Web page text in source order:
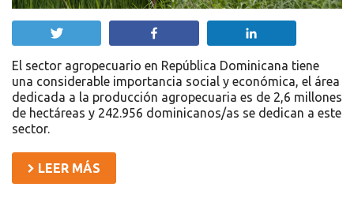
El sector agropecuario en República Dominicana tiene
una considerable importancia social y económica, el área
dedicada a la producción agropecuaria es de 2,6 millones
de hectáreas y 242.956 dominicanos/as se dedican a este
sector.
LEER MÁS